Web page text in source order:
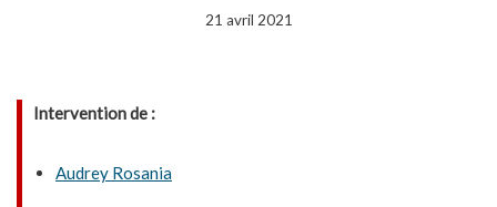
21 avril 2021
Intervention de :
Audrey Rosania